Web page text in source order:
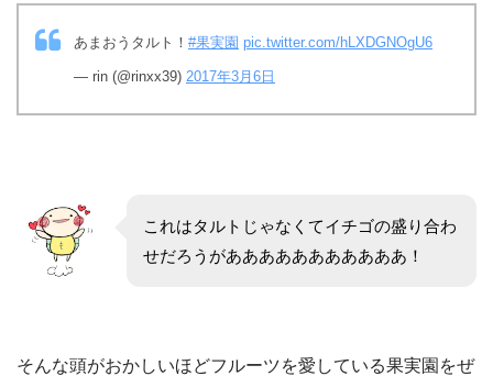
あまおうタルト！ #果実園 pic.twitter.com/hLXDGNOgU6
— rin (@rinxx39) 2017年3月6日
これはタルトじゃなくてイチゴの盛り合わ
せだろうがあああああああああああ！
そんな頭がおかしいほどフルーツを愛している果実園をぜ